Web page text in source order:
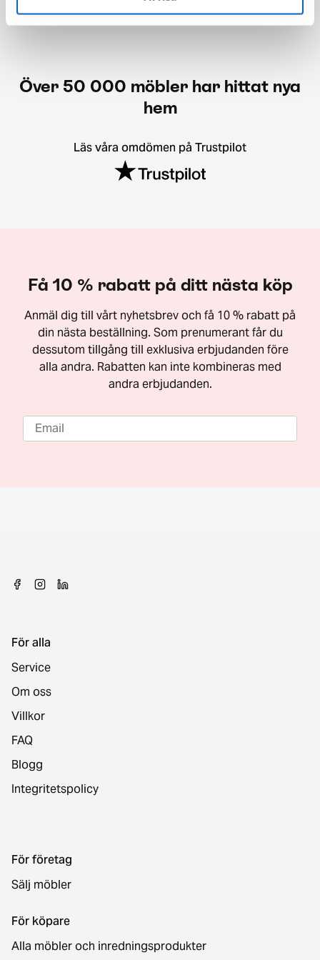
Över 50 000 möbler har hittat nya
hem
Läs våra omdömen på Trustpilot
Få 10 % rabatt på ditt nästa köp
Anmäl dig till vårt nyhetsbrev och få 10 % rabatt på
din nästa beställning. Som prenumerant får du
dessutom tillgång till exklusiva erbjudanden före
alla andra. Rabatten kan inte kombineras med
andra erbjudanden.
För alla
Service
Om oss
Villkor
FAQ
Blogg
Integritetspolicy
För företag
Sälj möbler
För köpare
Alla möbler och inredningsprodukter